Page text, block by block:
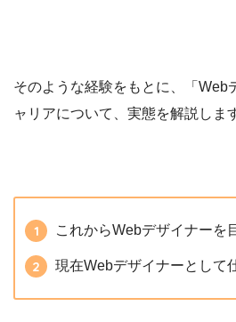
そのような経験をもとに、「Web
ャリアについて、実態を解説しま
これからWebデザイナーを
現在Webデザイナーとして